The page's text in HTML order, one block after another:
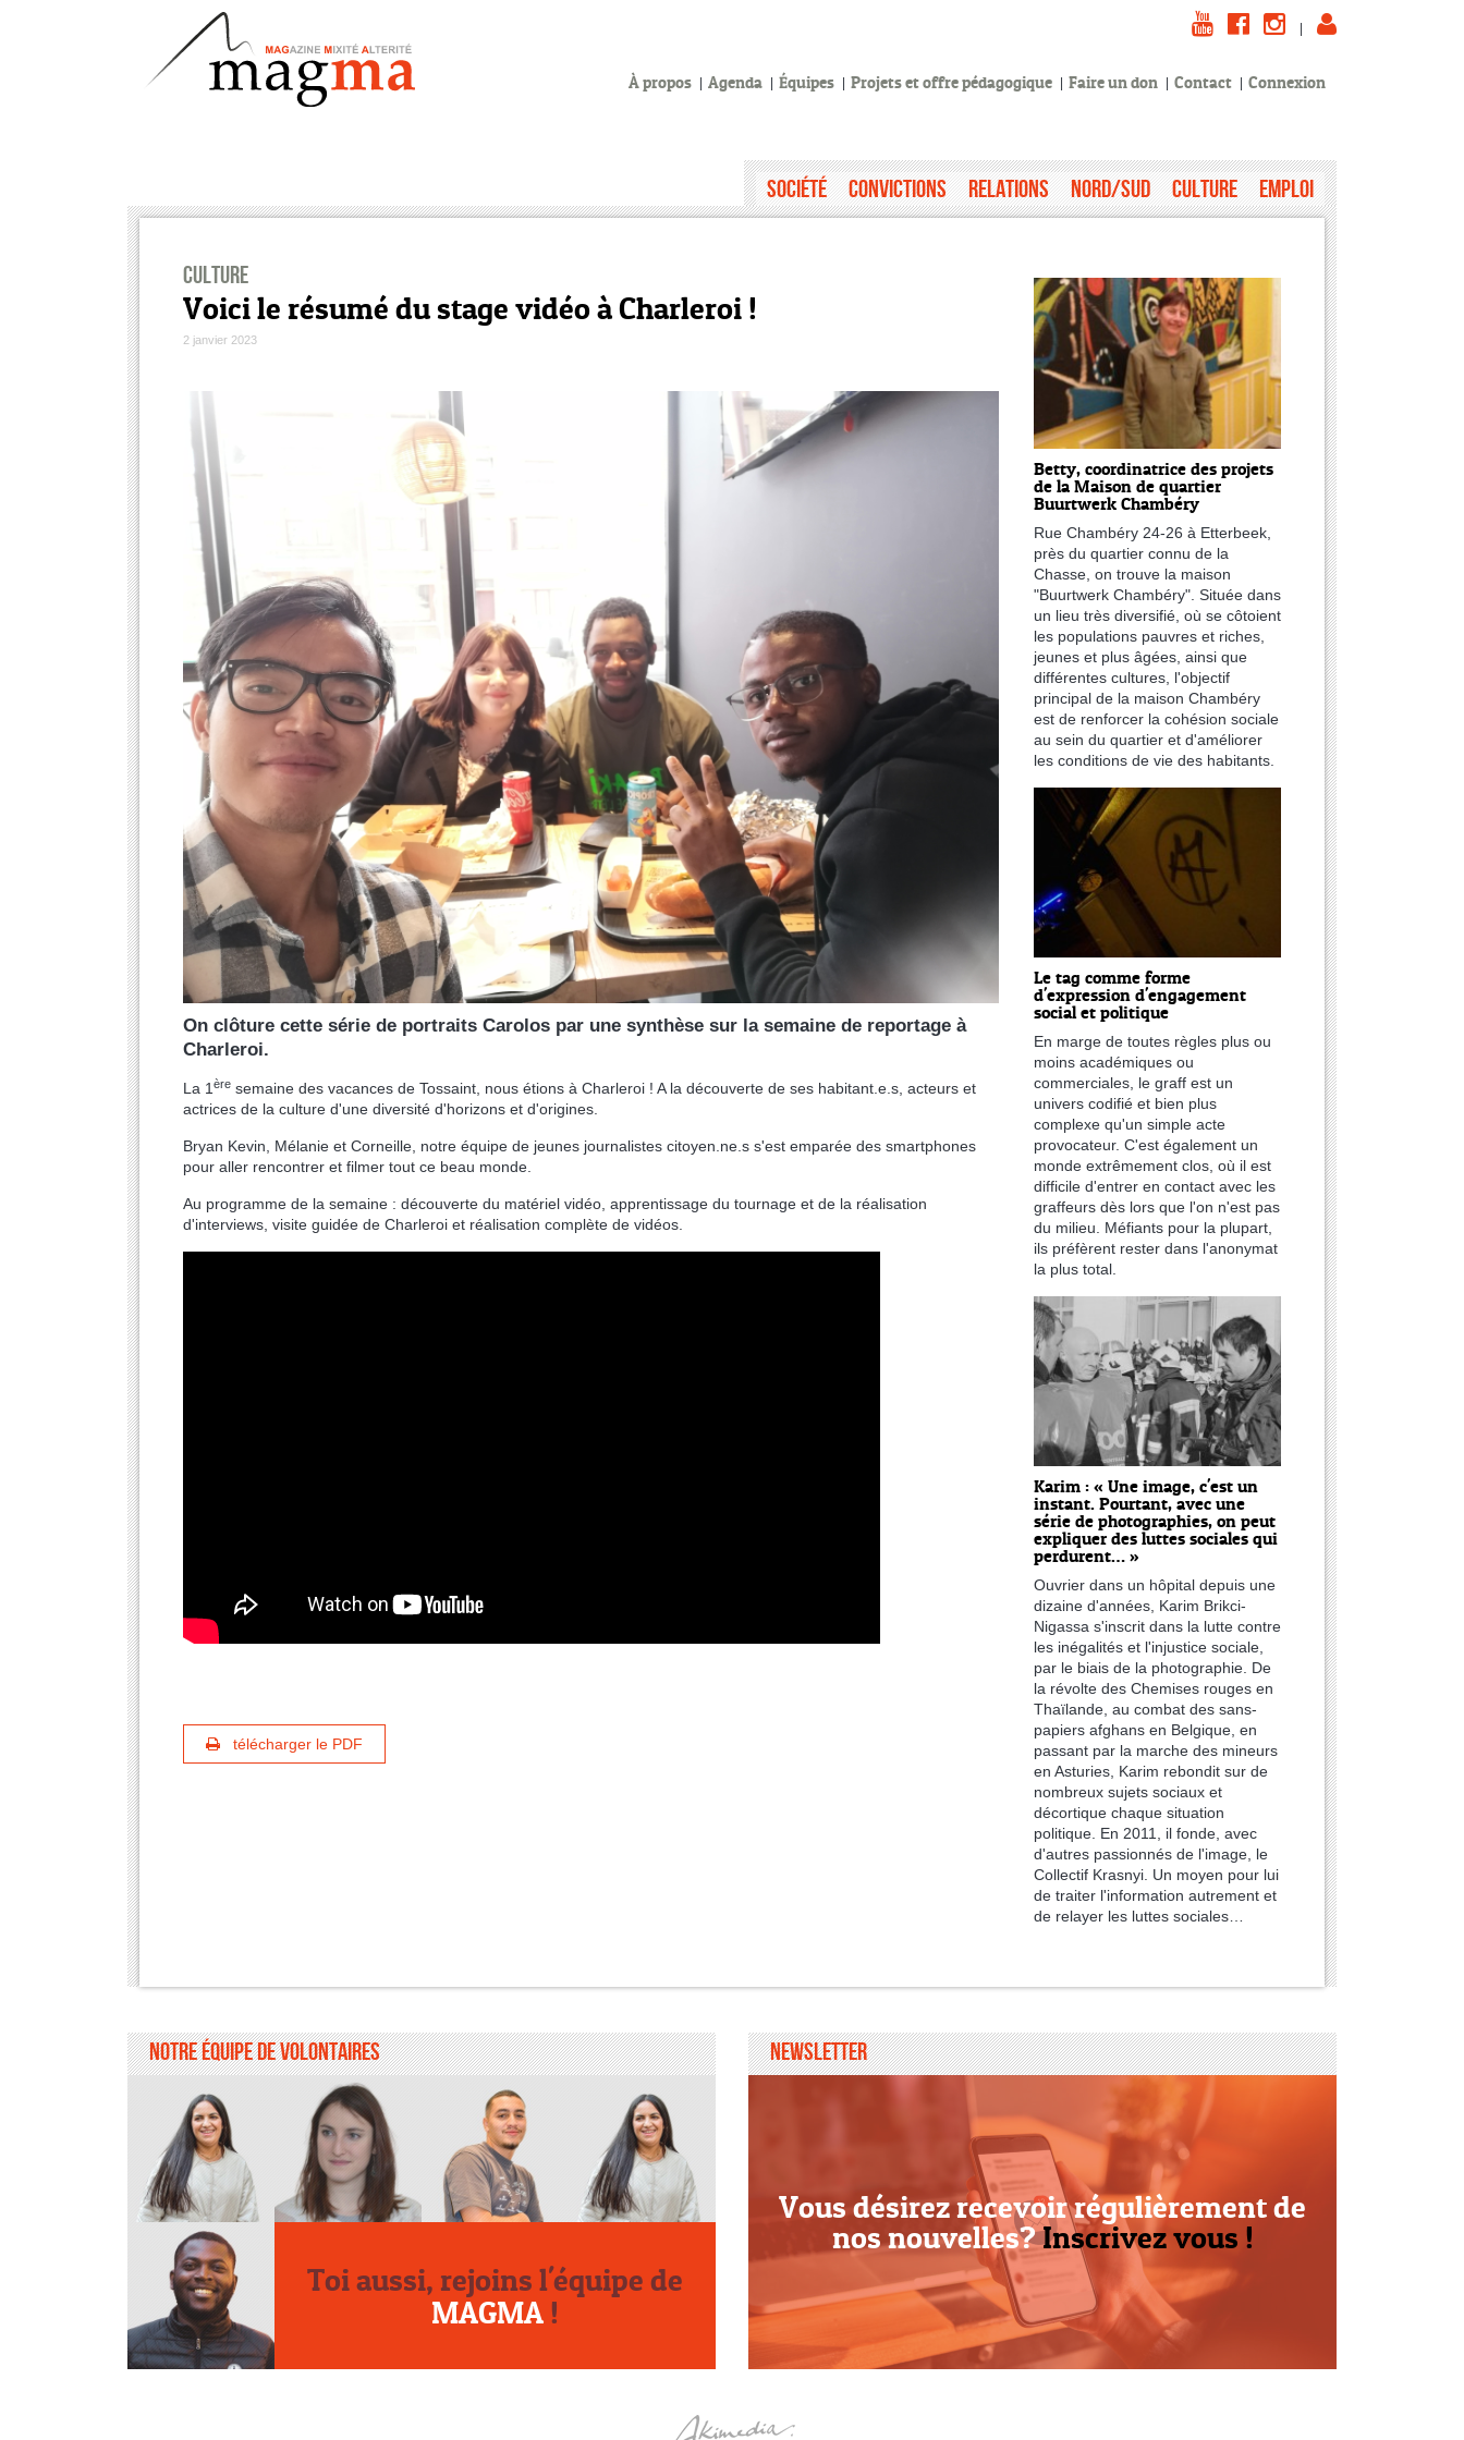
Société Convictions Relations Nord/Sud Culture Emploi
À propos Agenda Équipes Projets et offre pédagogique Faire un don Contact Connexion
Culture
Voici le résumé du stage vidéo à Charleroi !
2 janvier 2023
On clôture cette série de portraits Carolos par une synthèse sur la semaine de reportage à
Charleroi.
La 1 ère semaine des vacances de Tossaint, nous étions à Charleroi ! A la découverte de ses habitant.e.s, acteurs et
actrices de la culture d'une diversité d'horizons et d'origines.
Bryan Kevin, Mélanie et Corneille, notre équipe de jeunes journalistes citoyen.ne.s s'est emparée des smartphones
pour aller rencontrer et filmer tout ce beau monde.
Au programme de la semaine : découverte du matériel vidéo, apprentissage du tournage et de la réalisation
d'interviews, visite guidée de Charleroi et réalisation complète de vidéos.
télécharger le PDF
Betty, coordinatrice des projets
de la Maison de quartier
Buurtwerk Chambéry
Rue Chambéry 24-26 à Etterbeek,
près du quartier connu de la
Chasse, on trouve la maison
"Buurtwerk Chambéry". Située dans
un lieu très diversifié, où se côtoient
les populations pauvres et riches,
jeunes et plus âgées, ainsi que
différentes cultures, l'objectif
principal de la maison Chambéry
est de renforcer la cohésion sociale
au sein du quartier et d'améliorer
les conditions de vie des habitants.
Le tag comme forme
d'expression d'engagement
social et politique
En marge de toutes règles plus ou
moins académiques ou
commerciales, le graff est un
univers codifié et bien plus
complexe qu'un simple acte
provocateur. C'est également un
monde extrêmement clos, où il est
difficile d'entrer en contact avec les
graffeurs dès lors que l'on n'est pas
du milieu. Méfiants pour la plupart,
ils préfèrent rester dans l'anonymat
la plus total.
Karim : « Une image, c'est un
instant. Pourtant, avec une
série de photographies, on peut
expliquer des luttes sociales qui
perdurent… »
Ouvrier dans un hôpital depuis une
dizaine d'années, Karim Brikci-
Nigassa s'inscrit dans la lutte contre
les inégalités et l'injustice sociale,
par le biais de la photographie. De
la révolte des Chemises rouges en
Thaïlande, au combat des sans-
papiers afghans en Belgique, en
passant par la marche des mineurs
en Asturies, Karim rebondit sur de
nombreux sujets sociaux et
décortique chaque situation
politique. En 2011, il fonde, avec
d'autres passionnés de l'image, le
Collectif Krasnyi. Un moyen pour lui
de traiter l'information autrement et
de relayer les luttes sociales…
Notre équipe de volontaires
Toi aussi, rejoins l'équipe de
MAGMA !
Newsletter
Vous désirez recevoir régulièrement de
nos nouvelles?Inscrivez vous !